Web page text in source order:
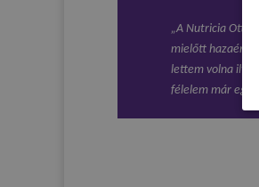
„A Nutricia
mielőtt
lettem volna
félelem már